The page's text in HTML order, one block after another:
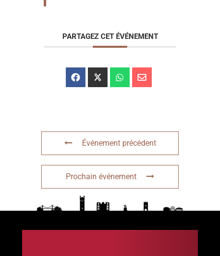
PARTAGEZ CET ÉVÉNEMENT
Événement précédent
Prochain événement